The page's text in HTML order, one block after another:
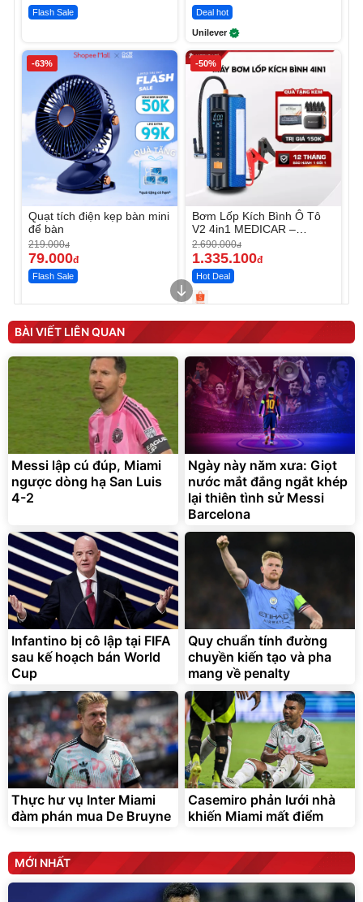
Flash Sale Deal hot
Unilever
-63%
Quạt tích điện kẹp bàn mini
để bàn
219.000đ
79.000đ
Flash Sale
-50%
Bơm Lốp Kích Bình Ô Tô
V2 4in1 MEDICAR –
12.000mAh
2.690.000đ
1.335.100đ
Hot Deal
Máy ép chậm trái cây
Elmich JEE 1855OL
3.000.000đ
2.143.650đ
Flash Sale
Máy rửa xe cầm tay xịt rửa
cao áp có tạo bọt tuyết
399.000đ
Đã bán nhiều
Bạt phủ xe ô tô cao cấp,
tráng nhôm 03 lớp
392.000
325.000
Đã bán nhiều
Xe đạp điện trợ lực G-
Force C14 gấp gọn bỏ cốp
7.092.000
Đang xem nhiều
G-FORCE VIETNA
BÀI VIẾT LIÊN QUAN
Messi lập cú đúp, Miami
ngược dòng hạ San Luis
4-2
Ngày này năm xưa: Giọt
nước mắt đắng ngắt khép
lại thiên tình sử Messi
Barcelona
Infantino bị cô lập tại FIFA
sau kế hoạch bán World
Cup
Quy chuẩn tính đường
chuyền kiến tạo và pha
mang về penalty
Thực hư vụ Inter Miami
đàm phán mua De Bruyne
Casemiro phản lưới nhà
khiến Miami mất điểm
MỚI NHẤT